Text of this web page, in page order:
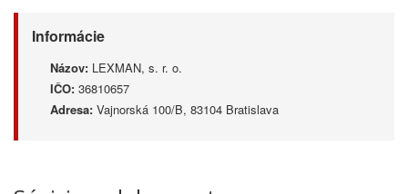
Informácie
Názov: LEXMAN, s. r. o.
IČO: 36810657
Adresa: Vajnorská 100/B, 83104 Bratislava